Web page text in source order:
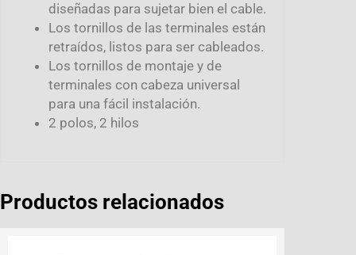
diseñadas para sujetar bien el cable.
Los tornillos de las terminales están
retraídos, listos para ser cableados.
Los tornillos de montaje y de
terminales con cabeza universal
para una fácil instalación.
2 polos, 2 hilos
Productos relacionados